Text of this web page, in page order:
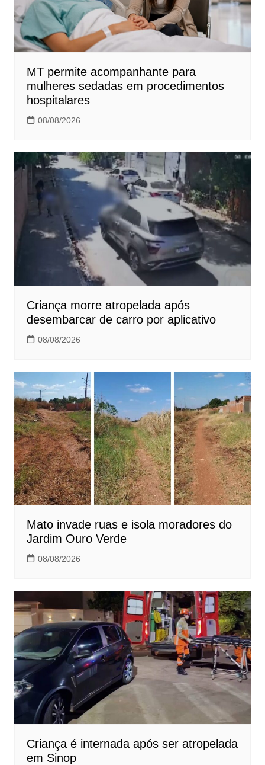
MT permite acompanhante para
mulheres sedadas em procedimentos
hospitalares
08/08/2026
Criança morre atropelada após
desembarcar de carro por aplicativo
08/08/2026
Mato invade ruas e isola moradores do
Jardim Ouro Verde
08/08/2026
Criança é internada após ser atropelada
em Sinop